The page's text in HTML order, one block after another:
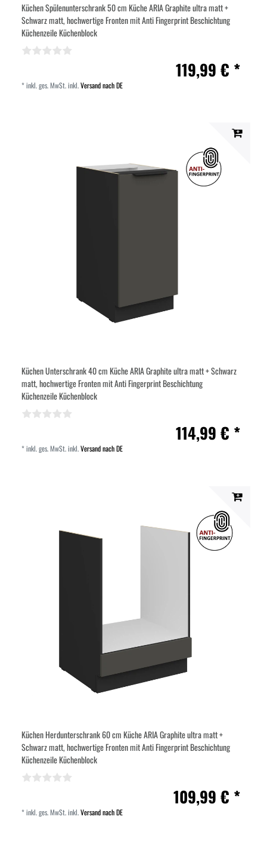
Küchen Spülenunterschrank 50 cm Küche ARIA Graphite ultra matt +
Schwarz matt, hochwertige Fronten mit Anti Fingerprint Beschichtung
Küchenzeile Küchenblock
119,99 € *
*inkl. ges. MwSt.inkl.Versand nach DE
Küchen Unterschrank 40 cm Küche ARIA Graphite ultra matt + Schwarz
matt, hochwertige Fronten mit Anti Fingerprint Beschichtung
Küchenzeile Küchenblock
114,99 € *
*inkl. ges. MwSt.inkl.Versand nach DE
Küchen Herdunterschrank 60 cm Küche ARIA Graphite ultra matt +
Schwarz matt, hochwertige Fronten mit Anti Fingerprint Beschichtung
Küchenzeile Küchenblock
109,99 € *
*inkl. ges. MwSt.inkl.Versand nach DE